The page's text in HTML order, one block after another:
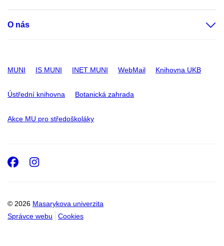
O nás
MUNI IS MUNI INET MUNI WebMail Knihovna UKB
Ústřední knihovna Botanická zahrada
Akce MU pro středoškoláky
© 2026 Masarykova univerzita
Správce webu
Cookies
Facebook
Instagram